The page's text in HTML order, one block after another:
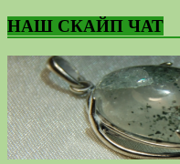
НАШ СКАЙП ЧАТ